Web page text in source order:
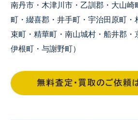
南丹市・木津川市・乙訓郡・大山崎
町・綴喜郡・井手町・宇治田原町・
束町・精華町・南山城村・船井郡・
伊根町・与謝野町）